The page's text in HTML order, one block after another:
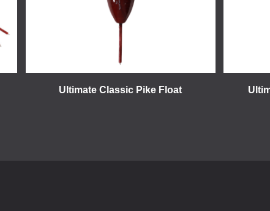
Ultimate Classic Pike Float